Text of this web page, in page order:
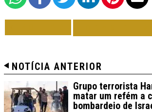
NOTÍCIA ANTERIOR
Grupo terrorista
matar um refém a
bombardeio de